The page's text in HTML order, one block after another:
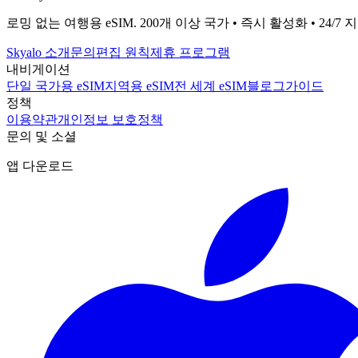
로밍 없는 여행용 eSIM. 200개 이상 국가 • 즉시 활성화 • 24/7
Skyalo 소개 문의 편집 원칙제휴 프로그램
내비게이션
단일 국가용 eSIM지역용 eSIM전 세계 eSIM블로그가이드
정책
이용약관개인정보 보호정책
문의 및 소셜
앱 다운로드